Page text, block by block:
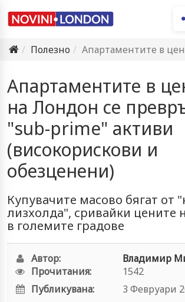
Полезно
Апартаментите в центъра на Лондон се
Апартаментите в
на Лондон се
"sub-prime" активи
(високорискови и
обезценени)
Купувачите масово бягат от
лизхолда", сривайки цените
в големите градове
Автор:
Владимир
Прочитания:
1542
Публикувана:
3 Февруари